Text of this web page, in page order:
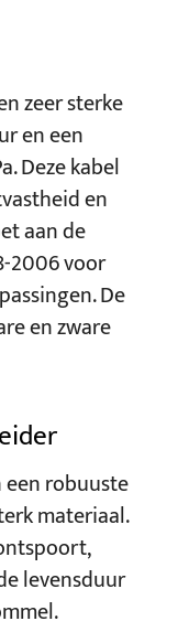
zeer sterke
en een
Deze kabel
en
aan de
2006 voor
De
en zware
een robuuste
materiaal.
levensduur